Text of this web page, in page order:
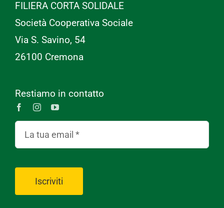
FILIERA CORTA SOLIDALE
Società Cooperativa Sociale
Via S. Savino, 54
26100 Cremona
Restiamo in contatto
Iscriviti